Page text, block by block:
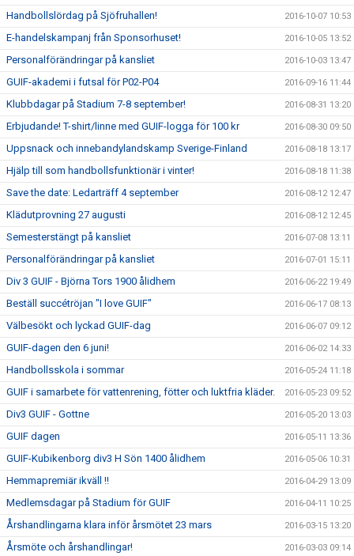
Handbollslördag på Sjöfruhallen! 2016-10-07 10:53
E-handelskampanj från Sponsorhuset! 2016-10-05 13:52
Personalförändringar på kansliet 2016-10-03 13:47
GUIF-akademi i futsal för P02-P04 2016-09-16 11:44
Klubbdagar på Stadium 7-8 september! 2016-08-31 13:20
Erbjudande! T-shirt/linne med GUIF-logga för 100 kr 2016-08-30 09:50
Uppsnack och innebandylandskamp Sverige-Finland 2016-08-18 13:17
Hjälp till som handbollsfunktionär i vinter! 2016-08-18 11:38
Save the date: Ledarträff 4 september 2016-08-12 12:47
Klädutprovning 27 augusti 2016-08-12 12:45
Semesterstängt på kansliet 2016-07-08 13:11
Personalförändringar på kansliet 2016-07-01 15:11
Div 3 GUIF - Björna Tors 1900 ålidhem 2016-06-22 19:49
Beställ succétröjan "I love GUIF" 2016-06-17 08:13
Välbesökt och lyckad GUIF-dag 2016-06-07 09:12
GUIF-dagen den 6 juni! 2016-06-02 14:33
Handbollsskola i sommar 2016-05-24 11:18
GUIF i samarbete för vattenrening, fötter och luktfria kläder. 2016-05-23 09:52
Div3 GUIF - Gottne 2016-05-20 13:03
GUIF dagen 2016-05-11 13:36
GUIF-Kubikenborg div3 H Sön 1400 ålidhem 2016-05-06 10:31
Hemmapremiär ikväll !! 2016-04-29 13:09
Medlemsdagar på Stadium för GUIF 2016-04-11 10:25
Årshandlingarna klara inför årsmötet 23 mars 2016-03-15 13:20
Årsmöte och årshandlingar! 2016-03-03 09:14